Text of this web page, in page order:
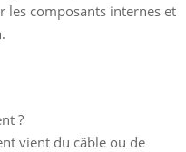
les composants internes et
?
vient du câble ou de